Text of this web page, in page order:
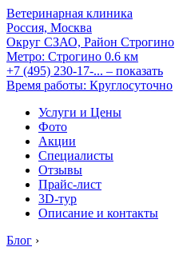
Ветеринарная клиника
Россия, Москва
Округ СЗАО, Район Строгино
Метро: Строгино 0.6 км
+7 (495) 230-17-... – показать
Время работы: Круглосуточно
Услуги и Цены
Фото
Акции
Специалисты
Отзывы
Прайс-лист
3D-тур
Описание и контакты
Блог ›